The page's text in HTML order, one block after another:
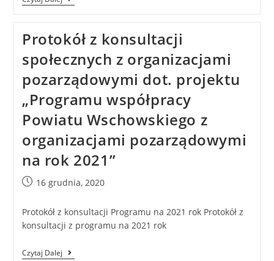
Protokół z konsultacji
społecznych z organizacjami
pozarządowymi dot. projektu
„Programu współpracy
Powiatu Wschowskiego z
organizacjami pozarządowymi
na rok 2021”
16 grudnia, 2020
Protokół z konsultacji Programu na 2021 rok Protokół z
konsultacji z programu na 2021 rok
Czytaj Dalej